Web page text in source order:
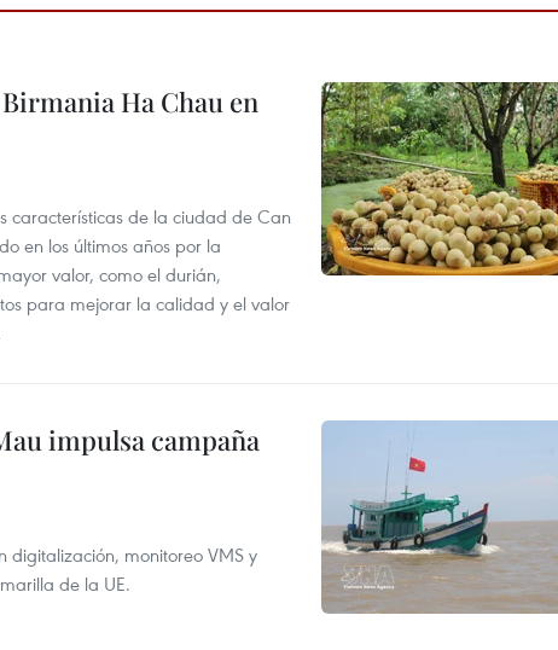
Ha Chau en
características de la ciudad de Can
en los últimos años por la
valor, como el durián,
para mejorar la calidad y el valor
impulsa campaña
digitalización, monitoreo VMS y
de la UE.